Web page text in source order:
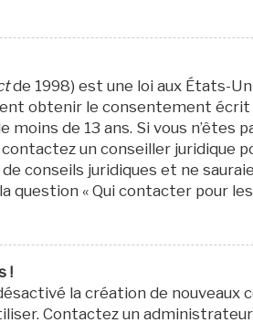
de 1998) est une loi aux États-
obtenir le consentement écrit
de 13 ans. Si vous n’êtes
un conseiller juridique
conseils juridiques et ne
question « Qui contacter pour
!
la création de
Contactez un